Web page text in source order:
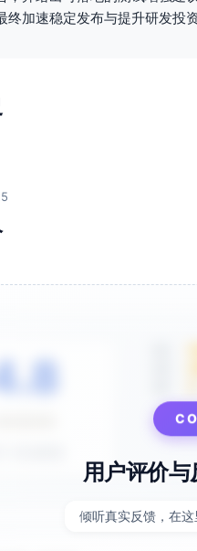
。
orderController.js
paymentService.js
分支覆盖优先级）
/分支：高优先级补齐（
应分支：中高优先级补齐（201/
终加速稳定发布与提升研发投资
用户评价
倾听真实反馈，在这